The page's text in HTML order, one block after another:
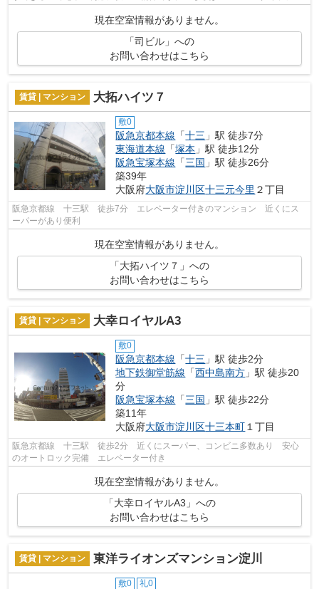
現在空室情報がありません。
「司ビル」への
お問い合わせはこちら
賃貸 | マンション 大拓ハイツ７
敷0
阪急京都本線 「十三 」駅 徒歩7分
東海道本線 「塚本 」駅 徒歩12分
阪急宝塚本線 「三国 」駅 徒歩26分
築39年
大阪府大阪市淀川区十三元今里 ２丁目
阪急京都線 十三駅 徒歩7分 エレベーター付きのマンション 近くにス
ーパーがあり便利
現在空室情報がありません。
「大拓ハイツ７」への
お問い合わせはこちら
賃貸 | マンション 大幸ロイヤルA3
敷0
阪急京都本線 「十三 」駅 徒歩2分
地下鉄御堂筋線 「西中島南方 」駅 徒歩20
分
阪急宝塚本線 「三国 」駅 徒歩22分
築11年
大阪府大阪市淀川区十三本町１丁目
阪急京都線 十三駅 徒歩2分 近くにスーパー、コンビニ多数あり 安心
のオートロック完備 エレベーター付き
現在空室情報がありません。
「大幸ロイヤルA3」への
お問い合わせはこちら
賃貸 | マンション 東洋ライオンズマンション淀川
敷0 礼0